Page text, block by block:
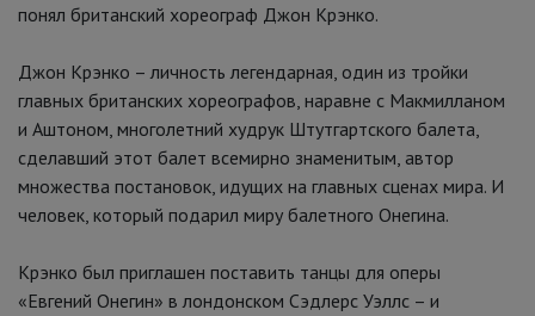
понял британский хореограф Джон Крэнко.
Джон Крэнко – личность легендарная, один из тройки
главных британских хореографов, наравне с Макмилланом
и Аштоном, многолетний худрук Штутгартского балета,
сделавший этот балет всемирно знаменитым, автор
множества постановок, идущих на главных сценах мира. И
человек, который подарил миру балетного Онегина.
Крэнко был приглашен поставить танцы для оперы
«Евгений Онегин» в лондонском Сэдлерс Уэллс – и